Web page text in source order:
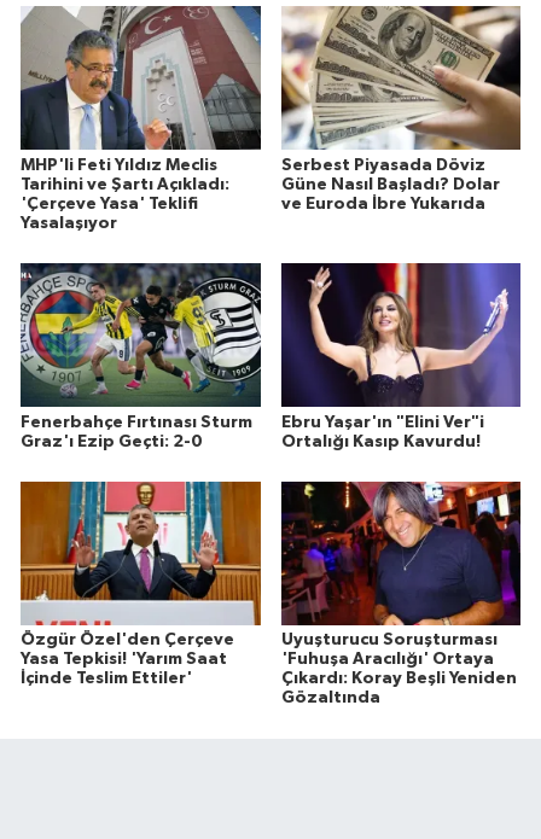
MHP'li Feti Yıldız Meclis
Tarihini ve Şartı Açıkladı:
'Çerçeve Yasa' Teklifi
Yasalaşıyor
Serbest Piyasada Döviz
Güne Nasıl Başladı? Dolar
ve Euroda İbre Yukarıda
Fenerbahçe Fırtınası Sturm
Graz'ı Ezip Geçti: 2-0
Ebru Yaşar'ın "Elini Ver"i
Ortalığı Kasıp Kavurdu!
Özgür Özel'den Çerçeve
Yasa Tepkisi! 'Yarım Saat
İçinde Teslim Ettiler'
Uyuşturucu Soruşturması
'Fuhuşa Aracılığı' Ortaya
Çıkardı: Koray Beşli Yeniden
Gözaltında